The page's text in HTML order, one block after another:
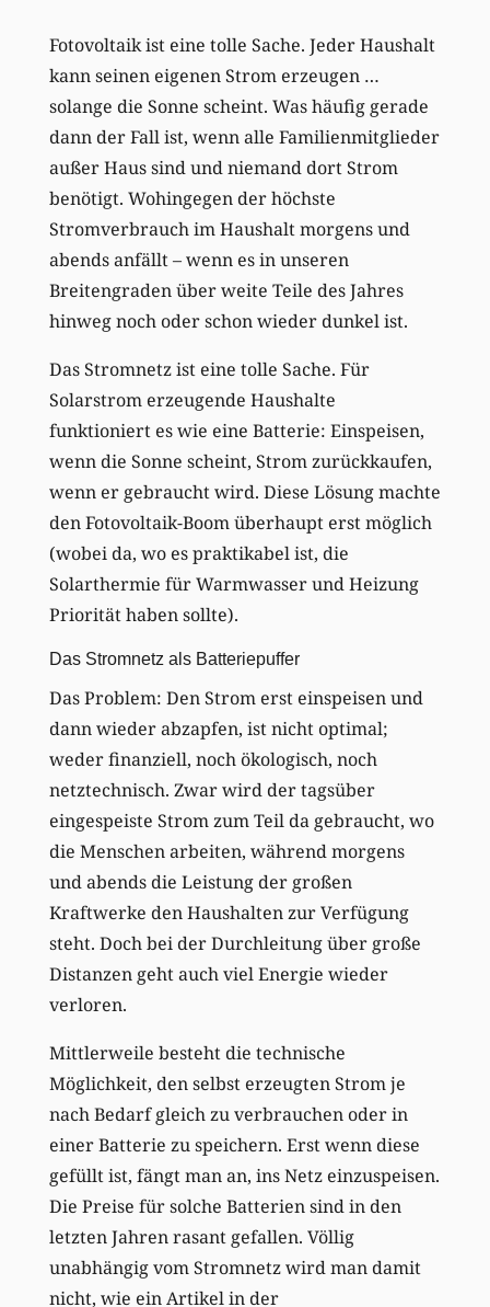
Fotovoltaik ist eine tolle Sache. Jeder Haushalt
kann seinen eigenen Strom erzeugen …
solange die Sonne scheint. Was häufig gerade
dann der Fall ist, wenn alle Familienmitglieder
außer Haus sind und niemand dort Strom
benötigt. Wohingegen der höchste
Stromverbrauch im Haushalt morgens und
abends anfällt – wenn es in unseren
Breitengraden über weite Teile des Jahres
hinweg noch oder schon wieder dunkel ist.
Das Stromnetz ist eine tolle Sache. Für
Solarstrom erzeugende Haushalte
funktioniert es wie eine Batterie: Einspeisen,
wenn die Sonne scheint, Strom zurückkaufen,
wenn er gebraucht wird. Diese Lösung machte
den Fotovoltaik-Boom überhaupt erst möglich
(wobei da, wo es praktikabel ist, die
Solarthermie für Warmwasser und Heizung
Priorität haben sollte).
Das Stromnetz als Batteriepuffer
Das Problem: Den Strom erst einspeisen und
dann wieder abzapfen, ist nicht optimal;
weder finanziell, noch ökologisch, noch
netztechnisch. Zwar wird der tagsüber
eingespeiste Strom zum Teil da gebraucht, wo
die Menschen arbeiten, während morgens
und abends die Leistung der großen
Kraftwerke den Haushalten zur Verfügung
steht. Doch bei der Durchleitung über große
Distanzen geht auch viel Energie wieder
verloren.
Mittlerweile besteht die technische
Möglichkeit, den selbst erzeugten Strom je
nach Bedarf gleich zu verbrauchen oder in
einer Batterie zu speichern. Erst wenn diese
gefüllt ist, fängt man an, ins Netz einzuspeisen.
Die Preise für solche Batterien sind in den
letzten Jahren rasant gefallen. Völlig
unabhängig vom Stromnetz wird man damit
nicht, wie ein Artikel in der